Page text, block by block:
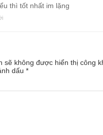
thì tốt nhất im lặng
sẽ không được hiển thị công
dấu *